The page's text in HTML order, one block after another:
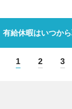
有給休暇はいつか
1 2 3